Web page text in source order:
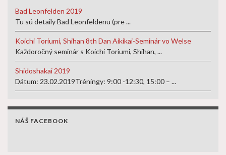
Bad Leonfelden 2019
Tu sú detaily Bad Leonfeldenu (pre ...
Koichi Toriumi, Shihan 8th Dan Aikikai-Seminár vo Welse
Každoročný seminár s Koichi Toriumi, Shihan, ...
Shidoshakai 2019
Dátum: 23.02.2019Tréningy: 9:00 -12:30, 15:00 – ...
NÁŠ FACEBOOK